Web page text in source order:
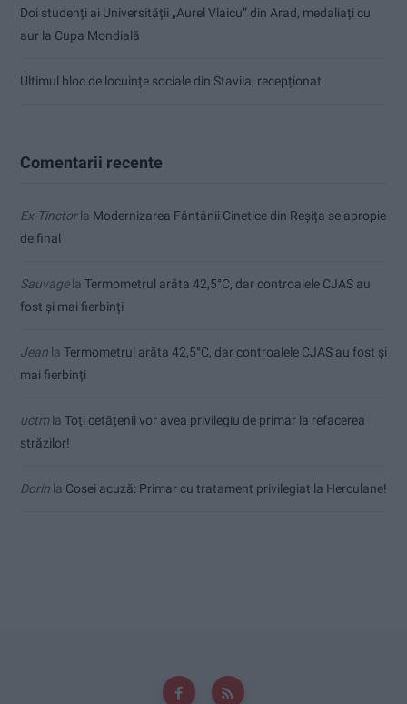
Doi studenți ai Universității „Aurel Vlaicu” din Arad, medaliați cu
aur la Cupa Mondială
Ultimul bloc de locuințe sociale din Stavila, recepționat
Comentarii recente
Ex-Tinctorla Modernizarea Fântânii Cinetice din Reșița se apropie
de final
Sauvagela Termometrul arăta 42,5°C, dar controalele CJAS au
fost și mai fierbinți
Jean la Termometrul arăta 42,5°C, dar controalele CJAS au fost și
mai fierbinți
uctmla Toți cetățenii vor avea privilegiu de primar la refacerea
străzilor!
Dorin la Coșei acuză: Primar cu tratament privilegiat la Herculane!